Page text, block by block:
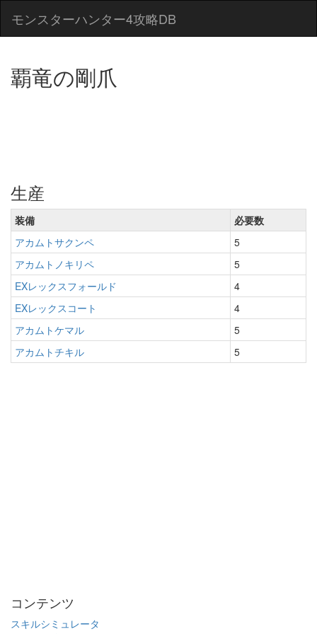
モンスターハンター4攻略DB
覇竜の剛爪
生産
装備
必要数
アカムトサクンペ
5
アカムトノキリペ
5
EXレックスフォールド
4
EXレックスコート
4
アカムトケマル
5
アカムトチキル
5
コンテンツ
スキルシミュレータ